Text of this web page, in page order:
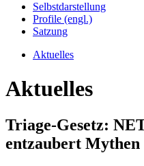
Selbstdarstellung
Profile (engl.)
Satzung
Aktuelles
Aktuelles
Triage-Gesetz:
entzaubert Mythen